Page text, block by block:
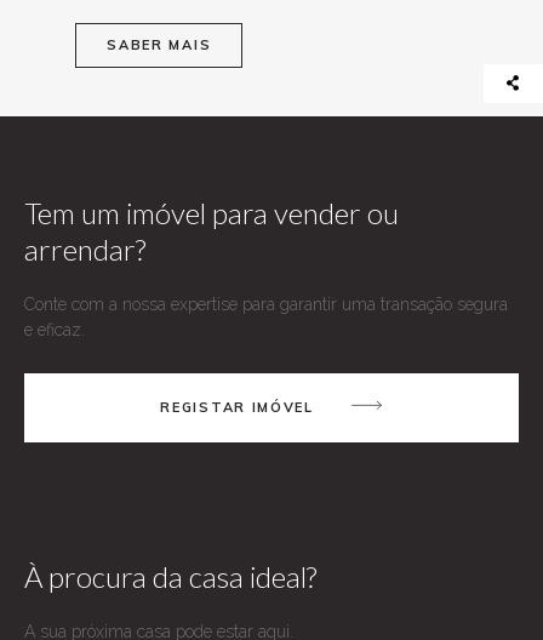
SABER MAIS
Tem um imóvel para vender ou
arrendar?
Conte com a nossa expertise para garantir uma transação segura
e eficaz.
REGISTAR IMÓVEL
À procura da casa ideal?
A sua próxima casa pode estar aqui.